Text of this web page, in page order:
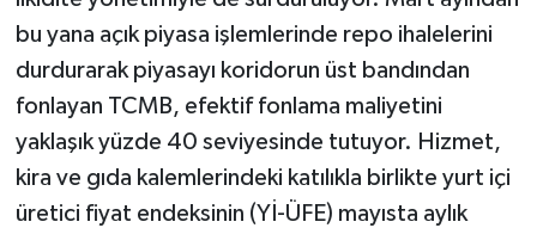
bu yana açık piyasa işlemlerinde repo ihalelerini
durdurarak piyasayı koridorun üst bandından
fonlayan TCMB, efektif fonlama maliyetini
yaklaşık yüzde 40 seviyesinde tutuyor. Hizmet,
kira ve gıda kalemlerindeki katılıkla birlikte yurt içi
üretici fiyat endeksinin (Yİ-ÜFE) mayısta aylık